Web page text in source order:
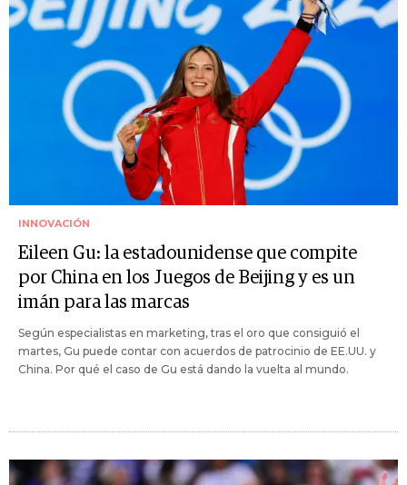
INNOVACIÓN
Eileen Gu: la estadounidense que compite
por China en los Juegos de Beijing y es un
imán para las marcas
Según especialistas en marketing, tras el oro que consiguió el
martes, Gu puede contar con acuerdos de patrocinio de EE.UU. y
China. Por qué el caso de Gu está dando la vuelta al mundo.